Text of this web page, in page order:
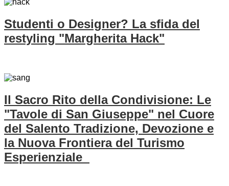
Studenti o Designer? La sfida del
restyling "Margherita Hack"
Il Sacro Rito della Condivisione: Le
"Tavole di San Giuseppe" nel Cuore
del Salento Tradizione, Devozione e
la Nuova Frontiera del Turismo
Esperienziale